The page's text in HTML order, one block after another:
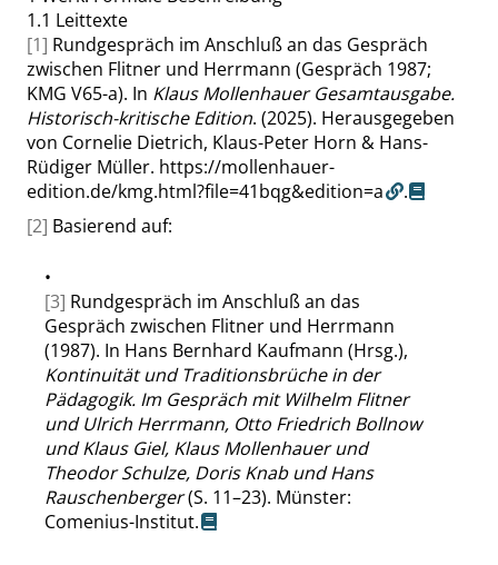
1.1 Leittexte
[1] Rundgespräch im Anschluß an das Gespräch
zwischen Flitner und Herrmann (Gespräch 1987;
KMG V65-a). In Klaus Mollenhauer Gesamtausgabe.
Historisch-kritische Edition. (2025). Herausgegeben
von Cornelie Dietrich, Klaus-Peter Horn & Hans-
Rüdiger Müller. https://mollenhauer-
edition.de/kmg.html?file=41bqg&edition=a
.
[2] Basierend auf:
•
[3] Rundgespräch im Anschluß an das
Gespräch zwischen Flitner und Herrmann
(1987). In Hans Bernhard Kaufmann (Hrsg.),
Kontinuität und Traditionsbrüche in der
Pädagogik. Im Gespräch mit Wilhelm Flitner
und Ulrich Herrmann, Otto Friedrich Bollnow
und Klaus Giel, Klaus Mollenhauer und
Theodor Schulze, Doris Knab und Hans
Rauschenberger(S. 11–23). Münster:
Comenius-Institut.